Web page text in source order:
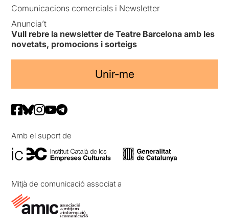
Comunicacions comercials i Newsletter
Anuncia’t
Vull rebre la newsletter de Teatre Barcelona amb les
novetats, promocions i sorteigs
Unir-me
Amb el suport de
Mitjà de comunicació associat a